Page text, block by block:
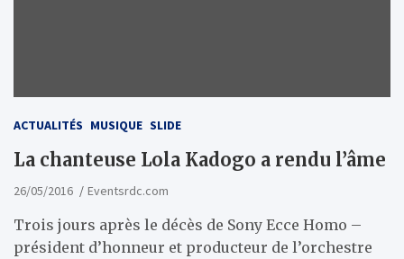
ACTUALITÉS MUSIQUE SLIDE
La chanteuse Lola Kadogo a rendu l’âme
26/05/2016 Eventsrdc.com
Trois jours après le décès de Sony Ecce Homo –
président d’honneur et producteur de l’orchestre